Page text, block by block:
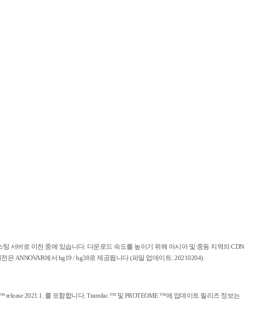
팅 서버로 이전 중에 있습니다. 다운로드 속도를 높이기 위해 아시아 및 중동 지역의 CDN
은 ANNOVAR에서 hg19 / hg38로 제공됩니다 (파일 업데이트: 20210204).
release 2021.1. 를 포함합니다. Transfac ™ 및 PROTEOME ™에 업데이트 릴리즈 정보는